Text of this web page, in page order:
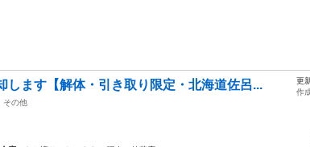
します【解体・引き取り限定・北海道佐呂...
その他
更
作